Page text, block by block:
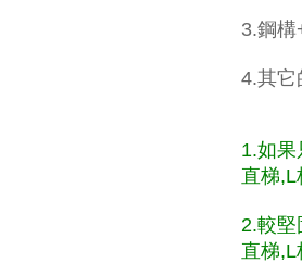
3.鋼
4.其它
1.如
直梯
2.較堅
直梯